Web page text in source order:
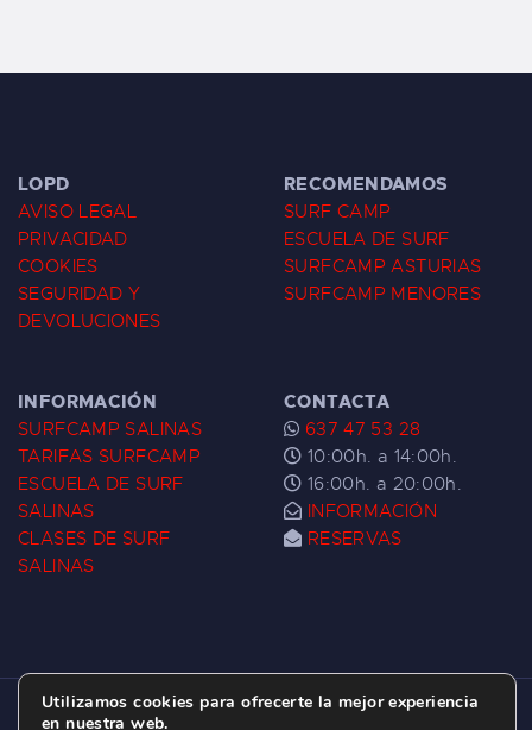
LOPD
AVISO LEGAL
PRIVACIDAD
COOKIES
SEGURIDAD Y
DEVOLUCIONES
RECOMENDAMOS
SURF CAMP
ESCUELA DE SURF
SURFCAMP ASTURIAS
SURFCAMP MENORES
INFORMACIÓN
SURFCAMP SALINAS
TARIFAS SURFCAMP
ESCUELA DE SURF
SALINAS
CLASES DE SURF
SALINAS
CONTACTA
637 47 53 28
10:00h. a 14:00h.
16:00h. a 20:00h.
INFORMACIÓN
RESERVAS
ESCUELA DE SURF LAS DUNAS ©
Utilizamos cookies para ofrecerte la mejor experiencia
en nuestra web.